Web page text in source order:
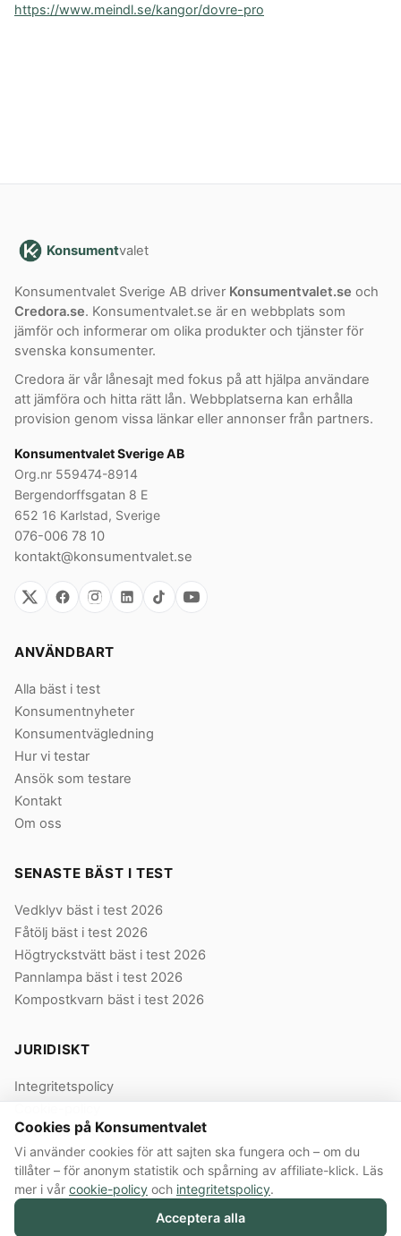
https://www.meindl.se/kangor/dovre-pro
Konsumentvalet
Konsumentvalet Sverige AB driver Konsumentvalet.se och
Credora.se. Konsumentvalet.se är en webbplats som
jämför och informerar om olika produkter och tjänster för
svenska konsumenter.
Credora är vår lånesajt med fokus på att hjälpa användare
att jämföra och hitta rätt lån. Webbplatserna kan erhålla
provision genom vissa länkar eller annonser från partners.
Konsumentvalet Sverige AB
Org.nr 559474-8914
Bergendorffsgatan 8 E
652 16 Karlstad, Sverige
076-006 78 10
kontakt@konsumentvalet.se
ANVÄNDBART
Alla bäst i test
Konsumentnyheter
Konsumentvägledning
Hur vi testar
Ansök som testare
Kontakt
Om oss
SENASTE BÄST I TEST
Vedklyv bäst i test 2026
Fåtölj bäst i test 2026
Högtryckstvätt bäst i test 2026
Pannlampa bäst i test 2026
Kompostkvarn bäst i test 2026
JURIDISKT
Integritetspolicy
Användarvillkor
Våra villkor
© 2026 Konsumentvalet Sverige AB · Org.nr 559474-8914 · Bergendorffsgatan
Cookies på Konsumentvalet
Vi använder cookies för att sajten ska fungera och – om du
tillåter – för anonym statistik och spårning av affiliate-klick. Läs
mer i vår cookie-policy och integritetspolicy.
Acceptera alla